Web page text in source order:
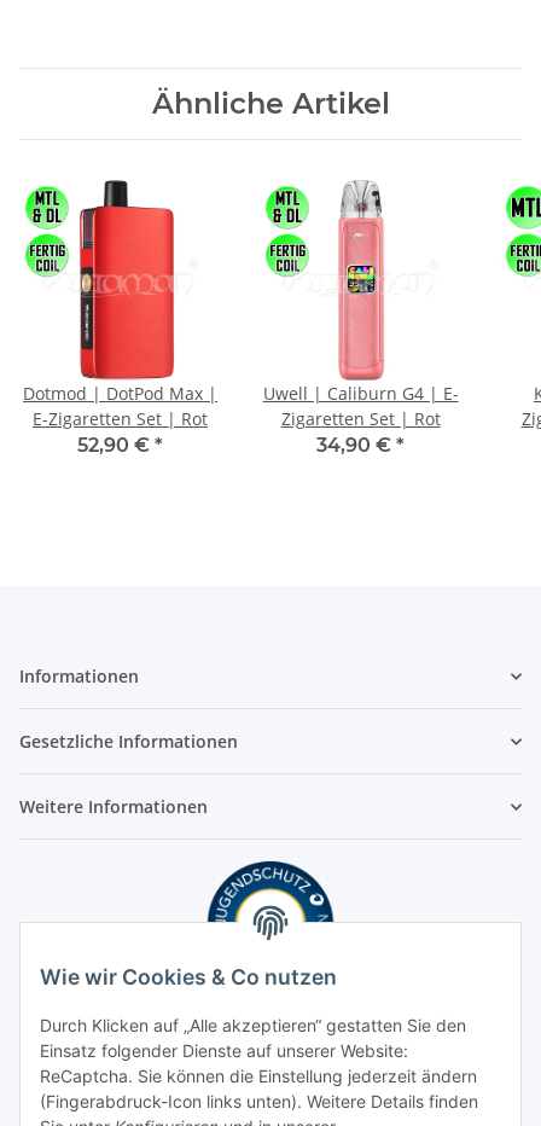
Ähnliche Artikel
Dotmod | DotPod Max |
E-Zigaretten Set | Rot
52,90 € *
Uwell | Caliburn G4 | E-
Zigaretten Set | Rot
34,90 € *
Informationen
Gesetzliche Informationen
Weitere Informationen
Wie wir Cookies & Co nutzen
Durch Klicken auf „Alle akzeptieren“ gestatten Sie den
Einsatz folgender Dienste auf unserer Website:
ReCaptcha. Sie können die Einstellung jederzeit ändern
(Fingerabdruck-Icon links unten). Weitere Details finden